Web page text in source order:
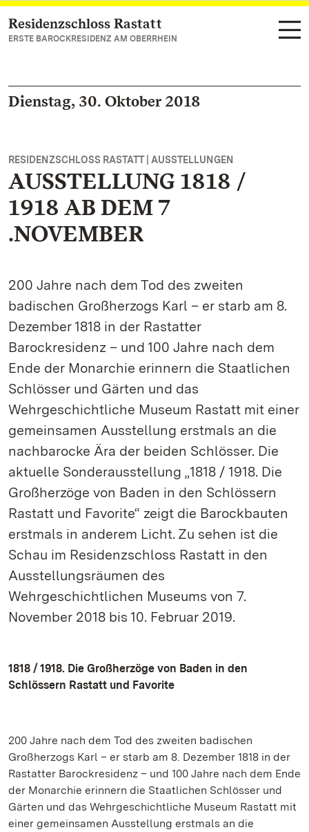
Zum Hauptinhalt springen
Residenzschloss Rastatt
ERSTE BAROCKRESIDENZ AM OBERRHEIN
Dienstag, 30. Oktober 2018
RESIDENZSCHLOSS RASTATT | AUSSTELLUNGEN
AUSSTELLUNG 1818 /
1918 AB DEM 7
.NOVEMBER
200 Jahre nach dem Tod des zweiten
badischen Großherzogs Karl – er starb am 8.
Dezember 1818 in der Rastatter
Barockresidenz – und 100 Jahre nach dem
Ende der Monarchie erinnern die Staatlichen
Schlösser und Gärten und das
Wehrgeschichtliche Museum Rastatt mit einer
gemeinsamen Ausstellung erstmals an die
nachbarocke Ära der beiden Schlösser. Die
aktuelle Sonderausstellung „1818 / 1918. Die
Großherzöge von Baden in den Schlössern
Rastatt und Favorite“ zeigt die Barockbauten
erstmals in anderem Licht. Zu sehen ist die
Schau im Residenzschloss Rastatt in den
Ausstellungsräumen des
Wehrgeschichtlichen Museums von 7.
November 2018 bis 10. Februar 2019.
1818 / 1918. Die Großherzöge von Baden in den
Schlössern Rastatt und Favorite
200 Jahre nach dem Tod des zweiten badischen
Großherzogs Karl – er starb am 8. Dezember 1818 in der
Rastatter Barockresidenz – und 100 Jahre nach dem Ende
der Monarchie erinnern die Staatlichen Schlösser und
Gärten und das Wehrgeschichtliche Museum Rastatt mit
einer gemeinsamen Ausstellung erstmals an die